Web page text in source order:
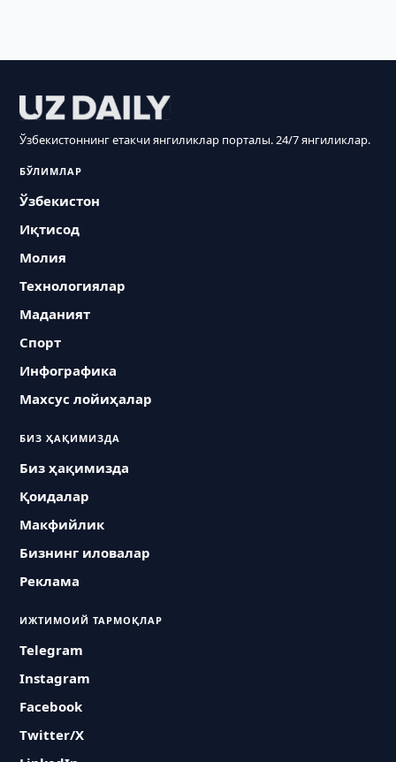
Ўзбекистоннинг етакчи янгиликлар порталы. 24/7 янгиликлар.
БЎЛИМЛАР
Ўзбекистон
Иқтисод
Молия
Технологиялар
Маданият
Спорт
Инфографика
Махсус лойиҳалар
БИЗ ҲАҚИМИЗДА
Биз ҳақимизда
Қоидалар
Макфийлик
Бизнинг иловалар
Реклама
ИЖТИМОИЙ ТАРМОҚЛАР
Telegram
Instagram
Facebook
Twitter/X